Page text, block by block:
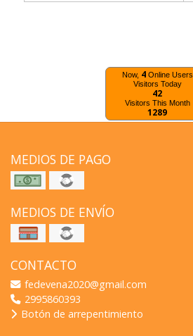
Now, 4Online Users
Visitors Today
42
Visitors This Month
1289
MEDIOS DE PAGO
MEDIOS DE ENVÍO
CONTACTO
fedevena2020@gmail.com
2995860393
Botón de arrepentimiento